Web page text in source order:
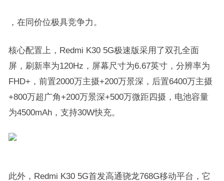
，在同价位极具竞争力。
核心配置上，Redmi K30 5G极速版采用了双孔全面
屏，刷新率为120Hz，屏幕尺寸为6.67英寸，分辨率为
FHD+，前置2000万主摄+200万景深，后置6400万主摄
+800万超广角+200万景深+500万微距四摄，电池容量
为4500mAh，支持30W快充。
此外，Redmi K30 5G首发高通骁龙768G移动平台，它